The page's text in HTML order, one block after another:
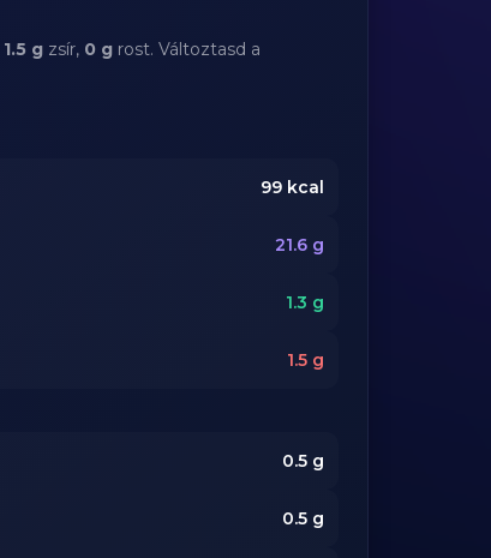
1.5 g zsír, 0 g rost. Változtasd a
99 kcal
21.6 g
1.3 g
1.5 g
0.5 g
0.5 g